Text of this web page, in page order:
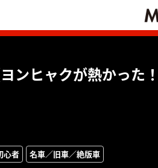
ンヒャクが熱かった
心者 名車／旧車／絶版車